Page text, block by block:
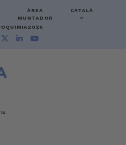
ÀREA
MUNTADOR
CATALÀ